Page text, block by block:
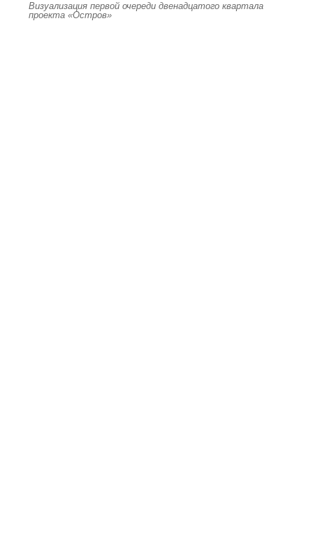
Визуализация первой очереди двенадцатого квартала
проекта «Остров»